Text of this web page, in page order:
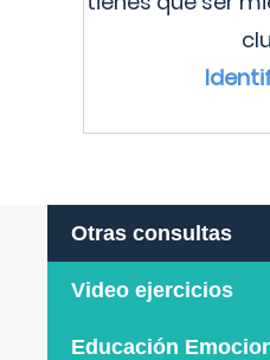
Otras consultas
Video ejercicios
Educación